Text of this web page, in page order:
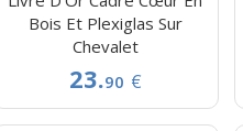
Bois Et Plexiglas Sur
Chevalet
23.90 €